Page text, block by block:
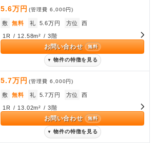
5.6万円 (管理費6,000円)
敷 無料 礼 5.6万円 方位 西
1R / 12.58m² / 3階
お問い合わせ 無料
▼ 物件の特徴を見る
5.7万円 (管理費6,000円)
敷 無料 礼 5.7万円 方位 西
1R / 13.02m² / 3階
お問い合わせ 無料
▼ 物件の特徴を見る